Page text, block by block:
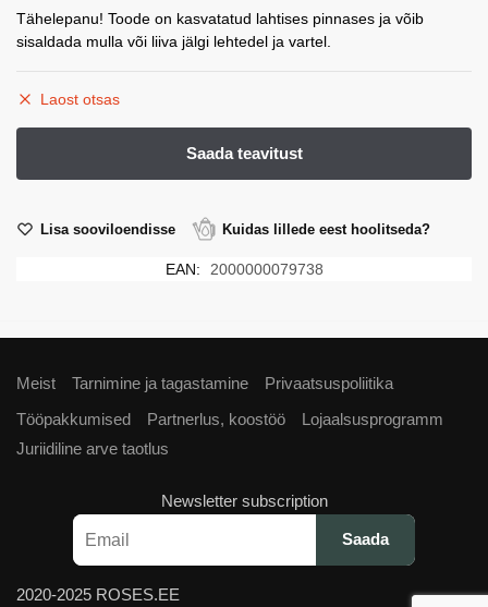
oli:
€29,00.
is:
€15,00.
Tähelepanu! Toode on kasvatatud lahtises pinnases ja võib
sisaldada mulla või liiva jälgi lehtedel ja vartel.
Laost otsas
Lisa sooviloendisse Kuidas lillede eest hoolitseda?
EAN: 2000000079738
Meist Tarnimine ja tagastamine
Privaatsuspoliitika
Tööpakkumised
Partnerlus, koostöö
Lojaalsusprogramm
Juriidiline arve taotlus
Newsletter subscription
2020-2025 ROSES.EE